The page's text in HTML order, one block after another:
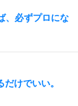
、必ずプロにな
けでいい。